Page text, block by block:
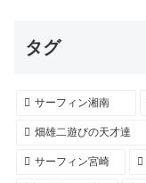
タグ
サーフィン湘南
畑雄二遊びの天才達
サーフィン宮崎